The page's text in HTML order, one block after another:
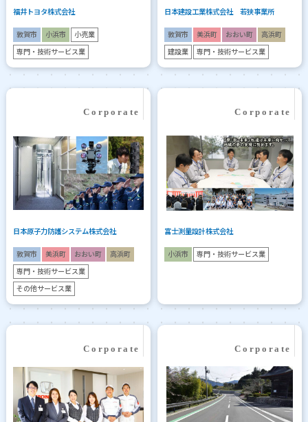
福井トヨタ株式会社
敦賀市 小浜市 小売業
専門・技術サービス業
日本建設工業株式会社 若狭事業所
敦賀市 美浜町 おおい町 高浜町
建設業 専門・技術サービス業
日本原子力防護システム株式会社
敦賀市 美浜町 おおい町 高浜町
専門・技術サービス業
その他サービス業
富士測量設計株式会社
小浜市 専門・技術サービス業